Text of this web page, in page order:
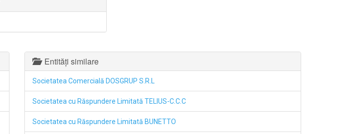
Entități similare
Societatea Comercială DOSGRUP S.R.L
Societatea cu Răspundere Limitată TELIUS-C.C.C
Societatea cu Răspundere Limitată BUNETTO